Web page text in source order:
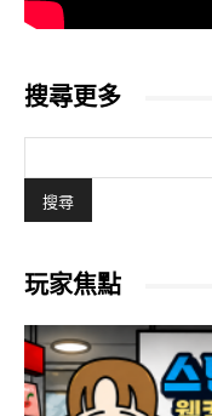
搜尋更多
玩家焦點